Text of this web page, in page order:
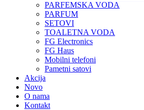
PARFEMSKA VODA
PARFUM
SETOVI
TOALETNA VODA
FG Electronics
FG Haus
Mobilni telefoni
Pametni satovi
Akcija
Novo
O nama
Kontakt